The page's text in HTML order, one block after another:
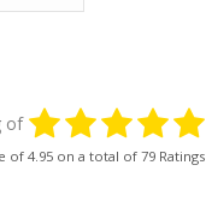
of
of 4.95 on a total of 79 Ratings